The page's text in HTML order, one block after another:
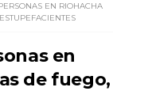
EN RIOHACHA
en
de fuego,